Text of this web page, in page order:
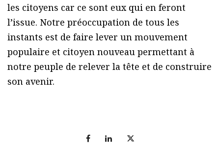
les citoyens car ce sont eux qui en feront
l’issue. Notre préoccupation de tous les
instants est de faire lever un mouvement
populaire et citoyen nouveau permettant à
notre peuple de relever la tête et de construire
son avenir.